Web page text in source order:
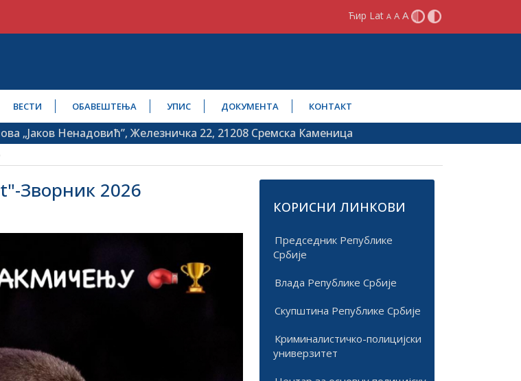
Ћир Lat A A A
ВЕСТИ ОБАВЕШТЕЊА УПИС ДОКУМЕНТА КОНТАКТ
Ненадовић”, Железничка 22, 21208 Сремска Каменица
Зворник 2026
КОРИСНИ ЛИНКОВИ
Председник Републике
Србије
Влада Републике Србије
Скупштина Републике Србије
Криминалистичко-полицијски
универзитет